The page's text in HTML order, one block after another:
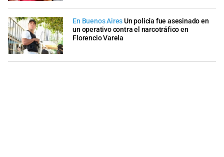
En Buenos AiresUn policía fue asesinado en
un operativo contra el narcotráfico en
Florencio Varela